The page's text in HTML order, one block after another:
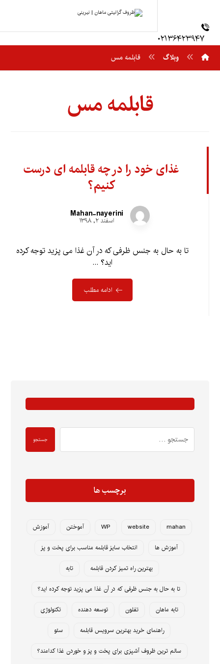
۰۲۱۳۶۴۲۳۹۴۷
وبلاگ قابلمه مس
قابلمه مس
غذای خود را در چه قابلمه ای درست
کنیم؟
Mahan-nayerini
اسفند ۲, ۱۳۹۸
تا به حال به جنس ظرفی که در آن غذا می پزید توجه کرده
اید؟ ...
ادامه مطلب
جستجو
برچسب ها
mahan
website
WP آموختن آموزش
آموزش ها انتخاب سایز قابلمه مناسب برای پخت و پز
بهترین راه تمیز کردن قابلمه تابه
تا به حال به جنس ظرفی که در آن غذا می پزید توجه کرده اید؟
تابه ماهان تفلون توسعه دهنده تکنولوژی
راهنمای خرید بهترین سرویس قابلمه سئو
سالم ترین ظروف آشپزی برای پخت و پز و خوردن غذا کدامند؟